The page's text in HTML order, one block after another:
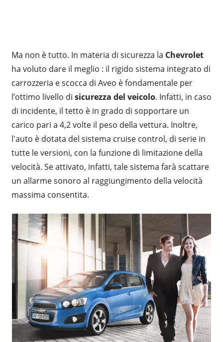
Ma non è tutto. In materia di sicurezza la Chevrolet
ha voluto dare il meglio : il rigido sistema integrato di
carrozzeria e scocca di Aveo è fondamentale per
l’ottimo livello di sicurezza del veicolo. Infatti, in caso
di incidente, il tetto è in grado di sopportare un
carico pari a 4,2 volte il peso della vettura. Inoltre,
l'auto è dotata del sistema cruise control, di serie in
tutte le versioni, con la funzione di limitazione della
velocità. Se attivato, infatti, tale sistema farà scattare
un allarme sonoro al raggiungimento della velocità
massima consentita.